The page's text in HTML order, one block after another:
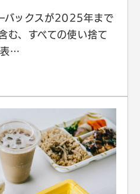
バックスが2025年まで
む、すべての使い捨て
表…